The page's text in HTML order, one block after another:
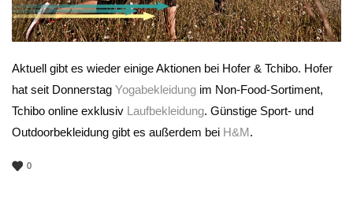
Aktuell gibt es wieder einige Aktionen bei Hofer & Tchibo. Hofer
hat seit Donnerstag Yogabekleidung im Non-Food-Sortiment,
Tchibo online exklusiv Laufbekleidung. Günstige Sport- und
Outdoorbekleidung gibt es außerdem bei H&M.
0